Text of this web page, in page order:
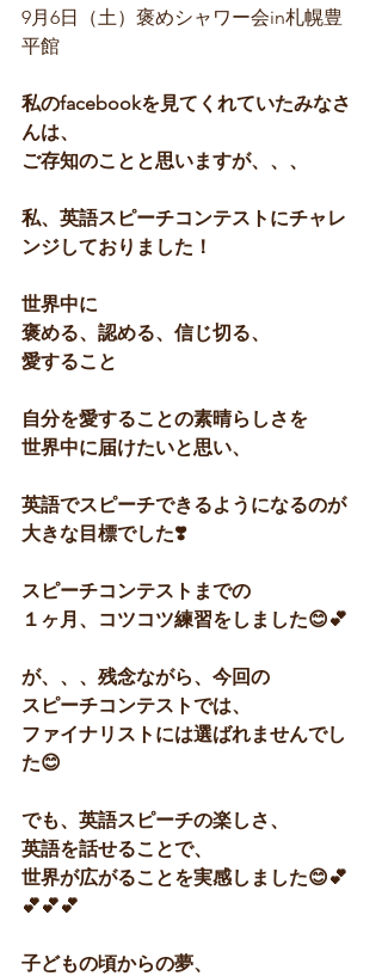
9月6日（土）褒めシャワー会in札幌豊
平館
私のfacebookを見てくれていたみなさ
んは、
ご存知のことと思いますが、、、
私、英語スピーチコンテストにチャレ
ンジしておりました！
世界中に
褒める、認める、信じ切る、
愛すること
自分を愛することの素晴らしさを
世界中に届けたいと思い、
英語でスピーチできるようになるのが
大きな目標でした❣️
スピーチコンテストまでの
１ヶ月、コツコツ練習をしました😊💕
が、、、残念ながら、今回の
スピーチコンテストでは、
ファイナリストには選ばれませんでし
た😊
でも、英語スピーチの楽しさ、
英語を話せることで、
世界が広がることを実感しました😊💕
💕💕💕
子どもの頃からの夢、